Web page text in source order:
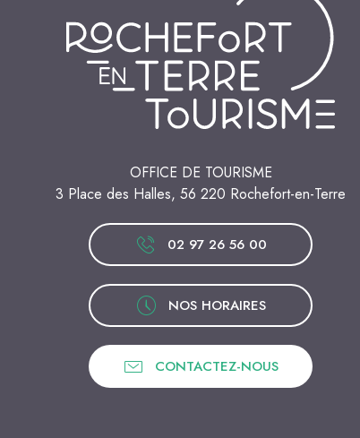
OFFICE DE TOURISME
3 Place des Halles, 56 220 Rochefort-en-Terre
02 97 26 56 00
NOS HORAIRES
CONTACTEZ-NOUS